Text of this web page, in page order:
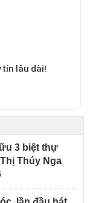
tín lâu dài!
3 biệt thự
Thúy Nga